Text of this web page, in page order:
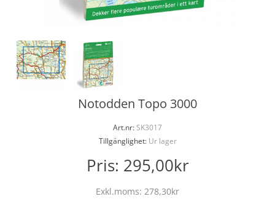
Notodden Topo 3000
Art.nr:SK3017
Tillgänglighet:Ur lager
Pris: 295,00kr
Exkl.moms: 278,30kr